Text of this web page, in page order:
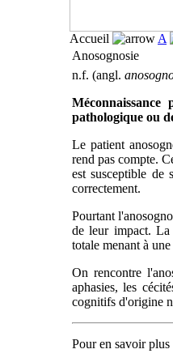
Accueil A
Anosognosie
n.f. (angl.
pathologique ou
Le patient
rend pas compte.
est susceptible de
correctement.
Pourtant
de leur impact. La
totale menant à
On rencontre
aphasies, les
cognitifs d'origine
Pour en savoir